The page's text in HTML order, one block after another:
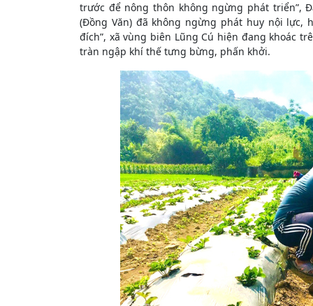
trước để nông thôn không ngừng phát triển”,
(Đồng Văn) đã không ngừng phát huy nội lực,
đích”, xã vùng biên Lũng Cú hiện đang khoác
tràn ngập khí thế tưng bừng, phấn khởi.